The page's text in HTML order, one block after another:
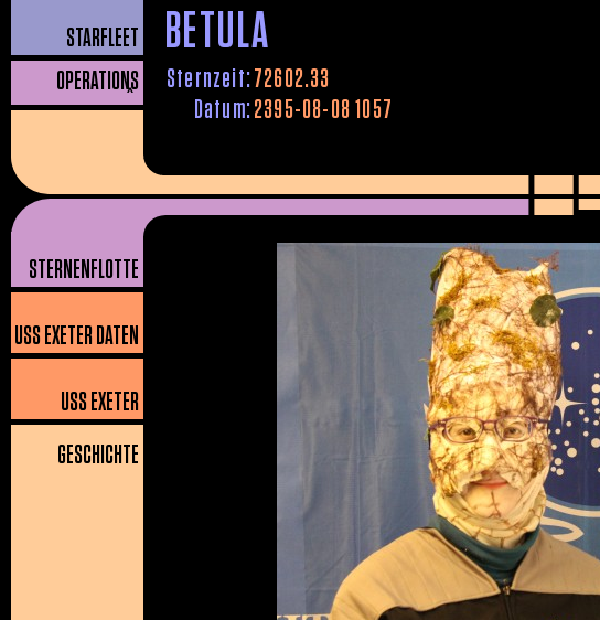
BETULA
Sternzeit:72602.33
Datum:2395-08-08 1057
STARFLEET
OPERATIONS
^
STERNENFLOTTE
USS EXETER DATEN
USS EXETER
GESCHICHTE